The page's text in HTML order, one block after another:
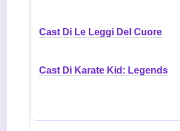
Cast Di Le Leggi Del Cuore
Cast Di Karate Kid: Legends